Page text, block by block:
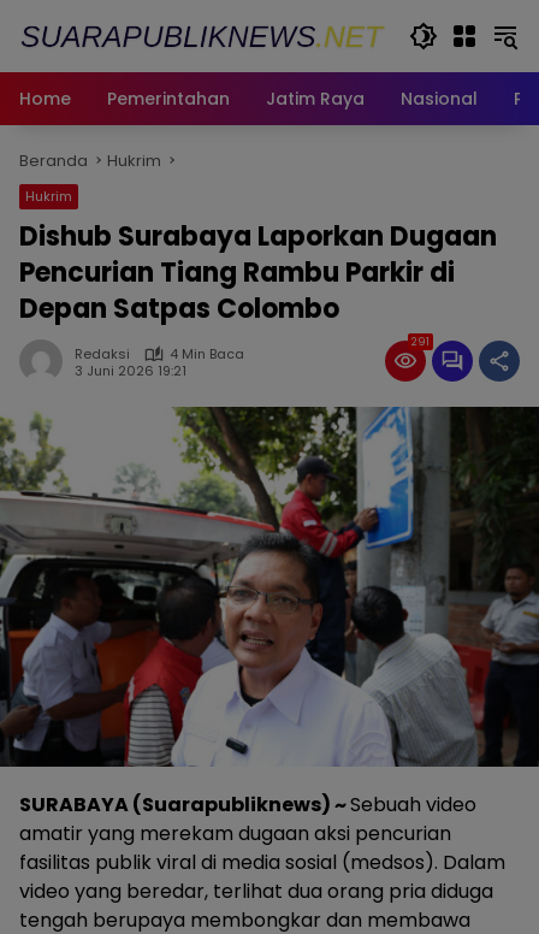
Home
Pemerintahan Jatim Raya Nasional
Beranda Hukrim
Hukrim
Dishub Surabaya Laporkan Dugaan
Pencurian Tiang Rambu Parkir di
Depan Satpas Colombo
Redaksi
4 Min Baca
3 Juni 2026 19:21
291
SURABAYA (Suarapubliknews) ~Sebuah video
amatir yang merekam dugaan aksi pencurian
fasilitas publik viral di media sosial (medsos). Dalam
video yang beredar, terlihat dua orang pria diduga
tengah berupaya membongkar dan membawa